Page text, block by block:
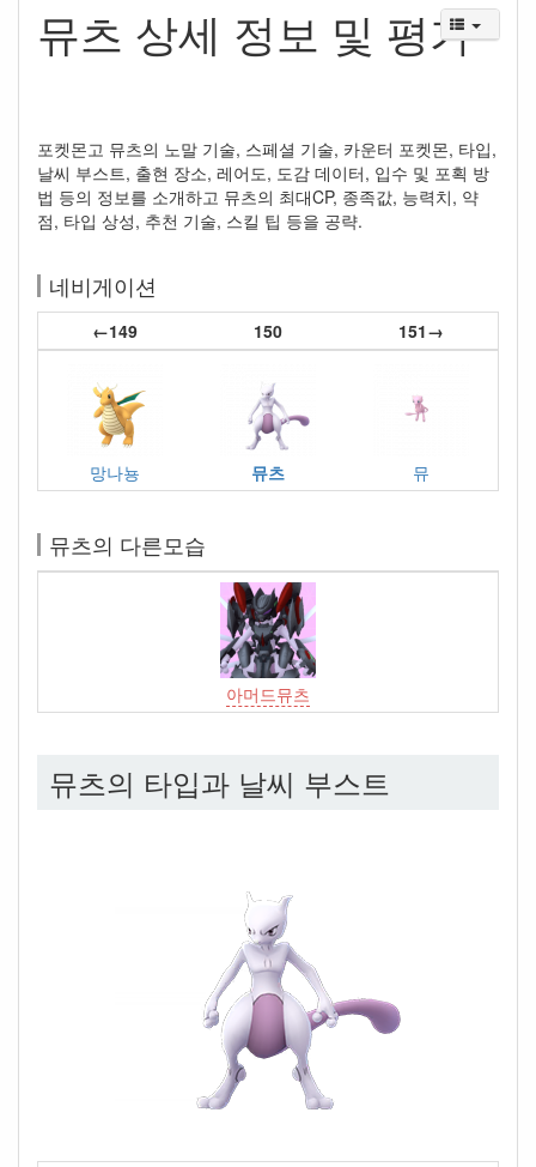
뮤츠 상세 정보 및 평가
포켓몬고 뮤츠의 노말 기술, 스페셜 기술, 카운터 포켓몬, 타입,
날씨 부스트, 출현 장소, 레어도, 도감 데이터, 입수 및 포획 방
법 등의 정보를 소개하고 뮤츠의 최대CP, 종족값, 능력치, 약
점, 타입 상성, 추천 기술, 스킬 팁 등을 공략.
네비게이션
←149 150 151→
망나뇽 뮤츠 뮤
뮤츠의 다른모습
아머드뮤츠
뮤츠의 타입과 날씨 부스트